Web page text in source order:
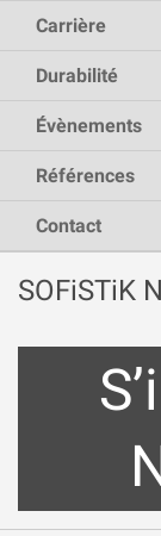
Carrière
Durabilité
Évènements
Références
Contact
SOFiSTiK